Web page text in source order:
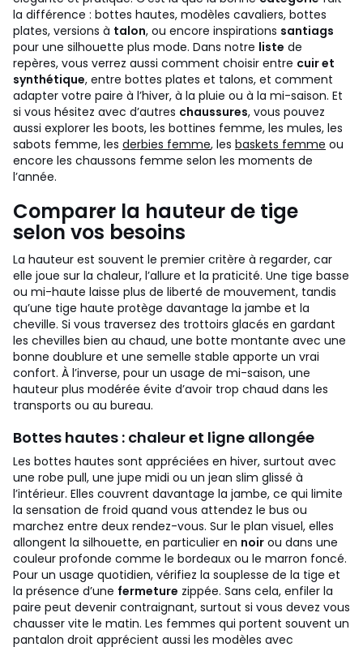
la différence : bottes hautes, modèles cavaliers, bottes
plates, versions à talon, ou encore inspirations santiags
pour une silhouette plus mode. Dans notre liste de
repères, vous verrez aussi comment choisir entre cuir et
synthétique, entre bottes plates et talons, et comment
adapter votre paire à l’hiver, à la pluie ou à la mi-saison. Et
si vous hésitez avec d’autres chaussures, vous pouvez
aussi explorer les boots, les bottines femme, les mules, les
sabots femme, les derbies femme, les baskets femme ou
encore les chaussons femme selon les moments de
l’année.
Comparer la hauteur de tige
selon vos besoins
La hauteur est souvent le premier critère à regarder, car
elle joue sur la chaleur, l’allure et la praticité. Une tige basse
ou mi-haute laisse plus de liberté de mouvement, tandis
qu’une tige haute protège davantage la jambe et la
cheville. Si vous traversez des trottoirs glacés en gardant
les chevilles bien au chaud, une botte montante avec une
bonne doublure et une semelle stable apporte un vrai
confort. À l’inverse, pour un usage de mi-saison, une
hauteur plus modérée évite d’avoir trop chaud dans les
transports ou au bureau.
Bottes hautes : chaleur et ligne allongée
Les bottes hautes sont appréciées en hiver, surtout avec
une robe pull, une jupe midi ou un jean slim glissé à
l’intérieur. Elles couvrent davantage la jambe, ce qui limite
la sensation de froid quand vous attendez le bus ou
marchez entre deux rendez-vous. Sur le plan visuel, elles
allongent la silhouette, en particulier en noir ou dans une
couleur profonde comme le bordeaux ou le marron foncé.
Pour un usage quotidien, vérifiez la souplesse de la tige et
la présence d’une fermeture zippée. Sans cela, enfiler la
paire peut devenir contraignant, surtout si vous devez vous
chausser vite le matin. Les femmes qui portent souvent un
pantalon droit apprécient aussi les modèles avec